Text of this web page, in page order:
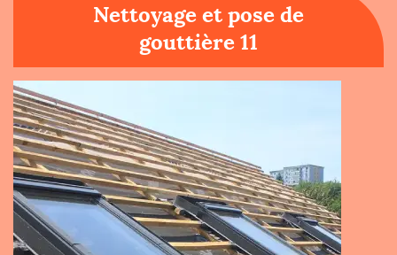
Nettoyage et pose de
gouttière 11